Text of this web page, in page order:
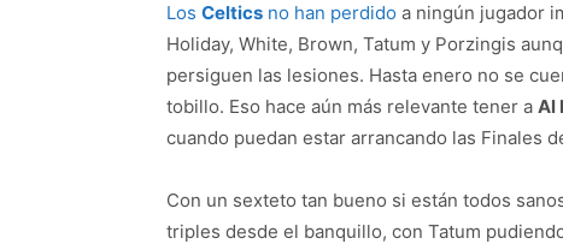
Los Celtics no han perdido a ningún jugador
Holiday, White, Brown, Tatum y Porzingis
persiguen las lesiones. Hasta enero no se
tobillo. Eso hace aún más relevante tener a Al
cuando puedan estar arrancando las Finales
Con un sexteto tan bueno si están todos
triples desde el banquillo, con Tatum